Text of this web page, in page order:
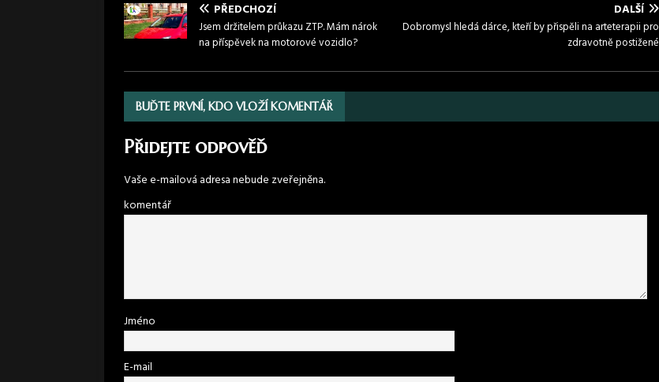
PŘEDCHOZÍ
Jsem držitelem průkazu ZTP. Mám nárok
na příspěvek na motorové vozidlo?
DALŠÍ
Dobromysl hledá dárce, kteří by přispěli na arteterapii pro
zdravotně postižené
BUĎTE PRVNÍ, KDO VLOŽÍ KOMENTÁŘ
Přidejte odpověď
Vaše e-mailová adresa nebude zveřejněna.
komentář
Jméno
E-mail